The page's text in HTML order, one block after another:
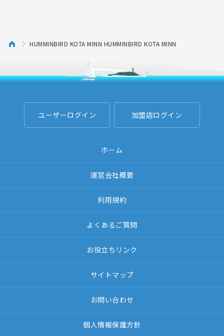
HUMMINBIRD KOTA MINN HUMMINBIRD KOTA MINN
ユーザーログイン 加盟店ログイン
ホーム
運営会社概要
利用規約
よくあるご質問
お役立ちリンク
サイトマップ
お問い合わせ
個人情報保護方針